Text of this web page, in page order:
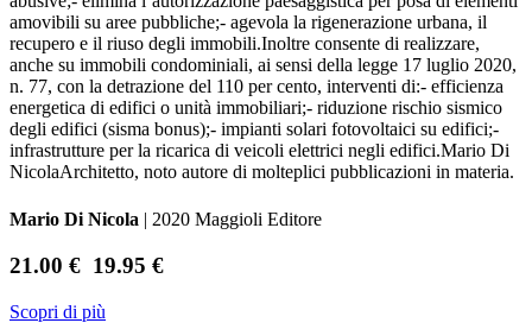
amovibili su aree pubbliche;- agevola la rigenerazione urbana, il
recupero e il riuso degli immobili.Inoltre consente di realizzare,
anche su immobili condominiali, ai sensi della legge 17 luglio 2020,
n. 77, con la detrazione del 110 per cento, interventi di:- efficienza
energetica di edifici o unità immobiliari;- riduzione rischio sismico
degli edifici (sisma bonus);- impianti solari fotovoltaici su edifici;-
infrastrutture per la ricarica di veicoli elettrici negli edifici.Mario Di
NicolaArchitetto, noto autore di molteplici pubblicazioni in materia.
Mario Di Nicola | 2020 Maggioli Editore
21.00 € 19.95 €
Scopri di più